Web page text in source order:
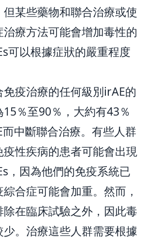
某些藥物和聯合治療或使
療方法可能會增加毒性的
可以根據症狀的嚴重程度
疫治療的任何級別irAE的
％至90％，大約有43％
中斷聯合治療。有些人群
性疾病的患者可能會出現
，因為他們的免疫系統已
合症可能會加重。然而，
在臨床試驗之外，因此毒
。治療這些人群需要根據